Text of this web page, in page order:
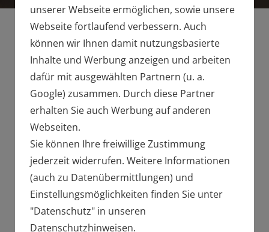
unserer Webseite ermöglichen, sowie unsere
Webseite fortlaufend verbessern. Auch
können wir Ihnen damit nutzungsbasierte
Inhalte und Werbung anzeigen und arbeiten
dafür mit ausgewählten Partnern (u. a.
Google) zusammen. Durch diese Partner
erhalten Sie auch Werbung auf anderen
Webseiten.
Sie können Ihre freiwillige Zustimmung
jederzeit widerrufen. Weitere Informationen
(auch zu Datenübermittlungen) und
Einstellungsmöglichkeiten finden Sie unter
"Datenschutz" in unseren
Datenschutzhinweisen.
Der Rock´n´Roll Train von Märklin
SICHERN SIE SICH
IHRE LIMITIERTE
AC/DC
LOKOMOTIVE!
JETZT VORBESTELLEN UND IM
OKTOBER ERHALTEN!
WEITERE DETAILS ZUM MODELL